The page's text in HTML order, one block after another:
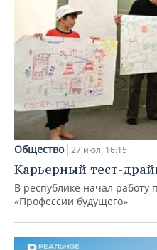
Общество 27 июл, 16:15
Карьерный тест-
В республике начал
«Профессии будущего»